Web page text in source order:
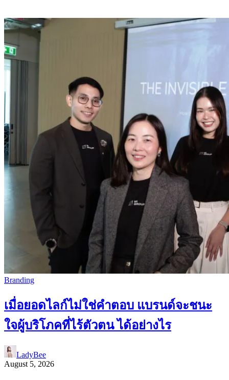
Branding
เมื่อยอดไลก์ไม่ใช่คำตอบ แบรนด์จะชนะ
ใจผู้บริโภคที่ไร้ตัวตน ได้อย่างไร
LadyBee
August 5, 2026